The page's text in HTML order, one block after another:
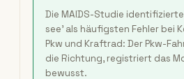
Die MAIDS-Studie
see' als häufigsten Fehler bei
Pkw und Kraftrad: Der Pkw-
die Richtung, registriert das
bewusst.